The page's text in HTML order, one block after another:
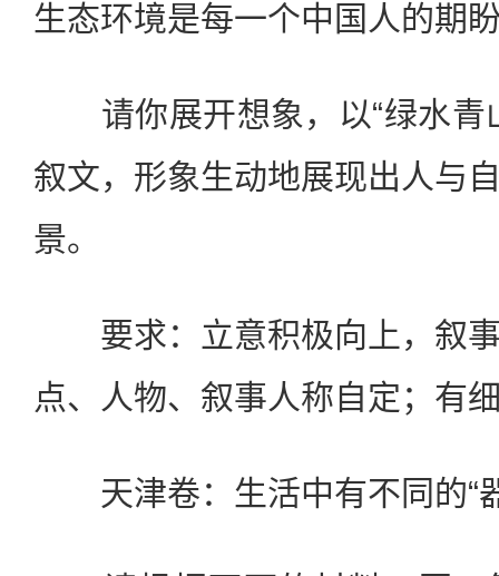
生态环境是每一个中国人的期
请你展开想象，以“绿水青
叙文，形象生动地展现出人与
景。
要求：立意积极向上，叙事
点、人物、叙事人称自定；有
天津卷：生活中有不同的“